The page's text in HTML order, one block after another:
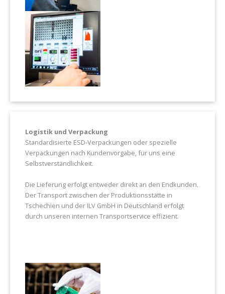
Logistik und Verpackung
Standardisierte ESD-Verpackungen oder spezielle
Verpackungen nach Kundenvorgabe, für uns eine
Selbstverständlichkeit.
Die Lieferung erfolgt entweder direkt an den Endkunden.
Der Transport zwischen der Produktionsstätte in
Tschechien und der ILV GmbH in Deutschland erfolgt
durch unseren internen Transportservice effizient.